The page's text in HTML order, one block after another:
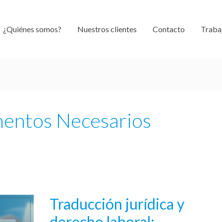
¿Quiénes somos? Nuestros clientes Contacto
Necesarios
Traducción jurídica y
Traducción